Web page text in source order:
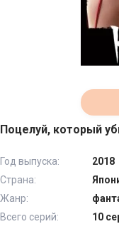
Поцелуй, который
Год выпуска:
2018
Страна:
Жанр:
Всего серий:
10